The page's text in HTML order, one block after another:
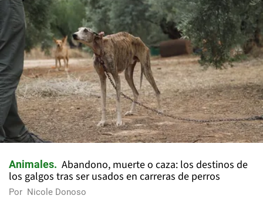
Animales
Abandono, muerte o caza: los destinos de
los galgos tras ser usados en carreras de perros
Por Nicole Donoso